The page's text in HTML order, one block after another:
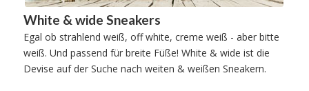
White & wide Sneakers
Egal ob strahlend weiß, off white, creme weiß - aber bitte
weiß. Und passend für breite Füße! White & wide ist die
Devise auf der Suche nach weiten & weißen Sneakern.